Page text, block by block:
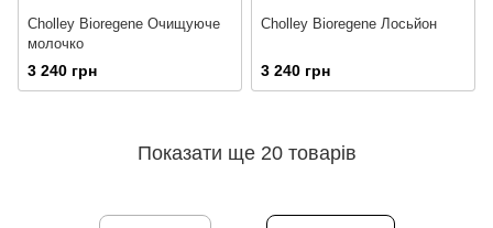
Cholley Bioregene Очищуюче
молочко
3 240 грн
Cholley Bioregene Лосьйон
3 240 грн
Показати ще 20 товарів